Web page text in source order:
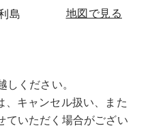
島
地図で見る
ください。
キャンセル扱い、また
ていただく場合がござい